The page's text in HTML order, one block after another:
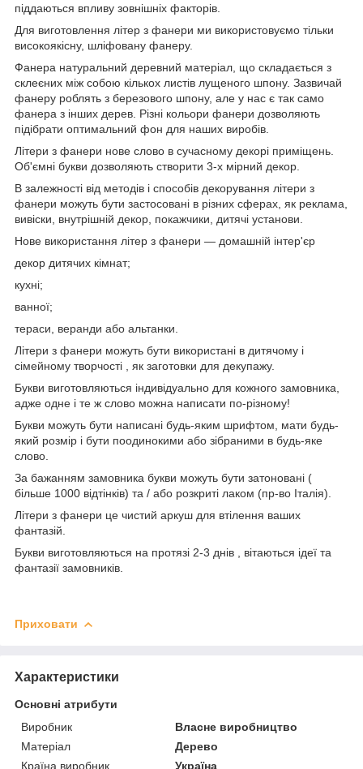
піддаються впливу зовнішніх факторів.
Для виготовлення літер з фанери ми використовуємо тільки
високоякісну, шліфовану фанеру.
Фанера натуральний деревний матеріал, що складається з
склеєних між собою кількох листів лущеного шпону. Зазвичай
фанеру роблять з березового шпону, але у нас є так само
фанера з інших дерев. Різні кольори фанери дозволяють
підібрати оптимальний фон для наших виробів.
Літери з фанери нове слово в сучасному декорі приміщень.
Об'ємні букви дозволяють створити 3-х мірний декор.
В залежності від методів і способів декорування літери з
фанери можуть бути застосовані в різних сферах, як реклама,
вивіски, внутрішній декор, покажчики, дитячі установи.
Нове використання літер з фанери ― домашній інтер'єр
декор дитячих кімнат;
кухні;
ванної;
тераси, веранди або альтанки.
Літери з фанери можуть бути використані в дитячому і
сімейному творчості , як заготовки для декупажу.
Букви виготовляються індивідуально для кожного замовника,
адже одне і те ж слово можна написати по-різному!
Букви можуть бути написані будь-яким шрифтом, мати будь-
який розмір і бути поодинокими або зібраними в будь-яке
слово.
За бажанням замовника букви можуть бути затоновані (
більше 1000 відтінків) та / або розкриті лаком (пр-во Італія).
Літери з фанери це чистий аркуш для втілення ваших
фантазій.
Букви виготовляються на протязі 2-3 днів , вітаються ідеї та
фантазії замовників.
Приховати
Характеристики
Основні атрибути
Виробник
Власне виробництво
Матеріал
Дерево
Країна виробник
Україна